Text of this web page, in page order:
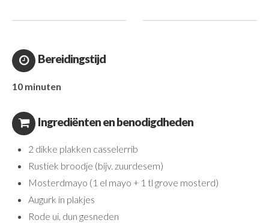
Bereidingstijd
10 minuten
Ingrediënten en benodigdheden
2 dikke plakken casselerrib
Rustiek broodje (bijv. zuurdesem)
Mosterdmayo (1 el mayo + 1 tl grove mosterd)
Augurk in plakjes
Rode ui, dun gesneden